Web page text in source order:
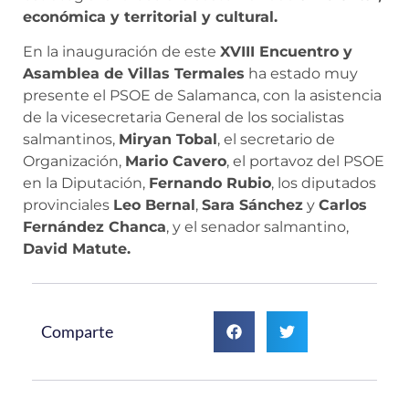
económica y territorial y cultural.
En la inauguración de este XVIII Encuentro y
Asamblea de Villas Termales ha estado muy
presente el PSOE de Salamanca, con la asistencia
de la vicesecretaria General de los socialistas
salmantinos, Miryan Tobal, el secretario de
Organización, Mario Cavero, el portavoz del PSOE
en la Diputación, Fernando Rubio, los diputados
provinciales Leo Bernal, Sara Sánchez y Carlos
Fernández Chanca, y el senador salmantino,
David Matute.
Comparte